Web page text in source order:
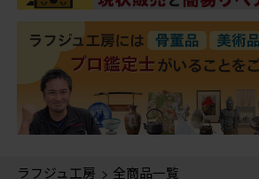
ラフジュ工房 > 全商品一覧